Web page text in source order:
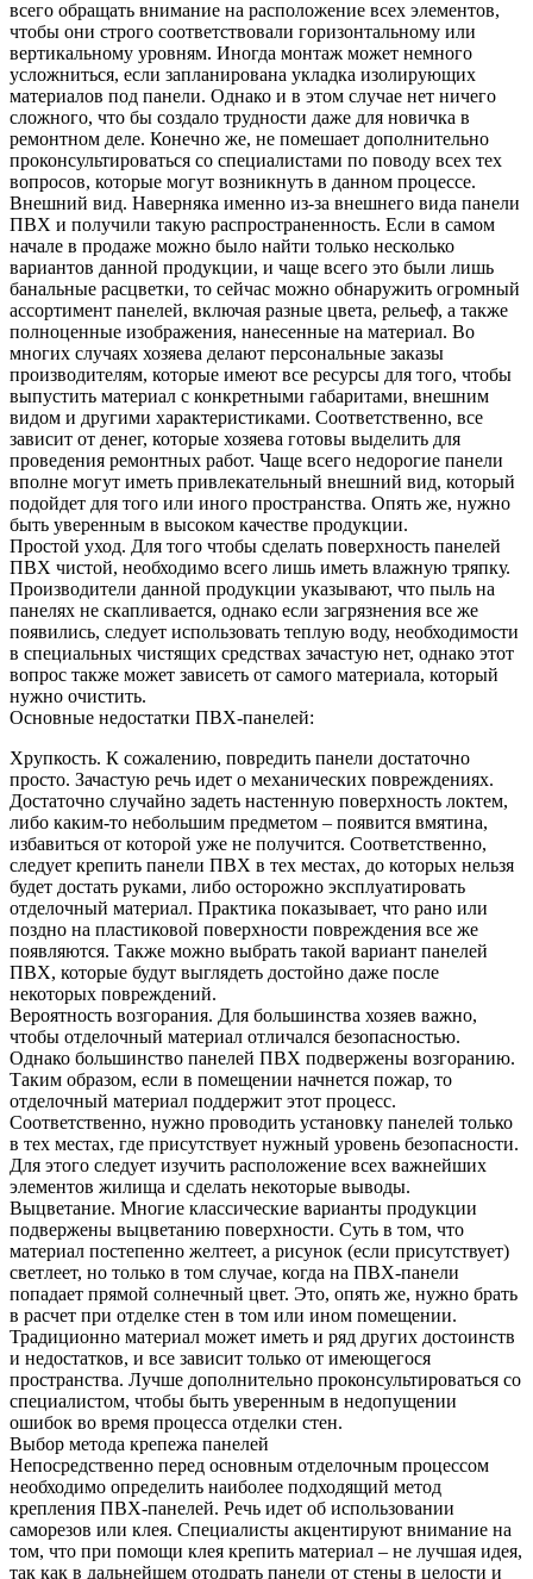
всего обращать внимание на расположение всех элементов,
чтобы они строго соответствовали горизонтальному или
вертикальному уровням. Иногда монтаж может немного
усложниться, если запланирована укладка изолирующих
материалов под панели. Однако и в этом случае нет ничего
сложного, что бы создало трудности даже для новичка в
ремонтном деле. Конечно же, не помешает дополнительно
проконсультироваться со специалистами по поводу всех тех
вопросов, которые могут возникнуть в данном процессе.
Внешний вид. Наверняка именно из-за внешнего вида панели
ПВХ и получили такую распространенность. Если в самом
начале в продаже можно было найти только несколько
вариантов данной продукции, и чаще всего это были лишь
банальные расцветки, то сейчас можно обнаружить огромный
ассортимент панелей, включая разные цвета, рельеф, а также
полноценные изображения, нанесенные на материал. Во
многих случаях хозяева делают персональные заказы
производителям, которые имеют все ресурсы для того, чтобы
выпустить материал с конкретными габаритами, внешним
видом и другими характеристиками. Соответственно, все
зависит от денег, которые хозяева готовы выделить для
проведения ремонтных работ. Чаще всего недорогие панели
вполне могут иметь привлекательный внешний вид, который
подойдет для того или иного пространства. Опять же, нужно
быть уверенным в высоком качестве продукции.
Простой уход. Для того чтобы сделать поверхность панелей
ПВХ чистой, необходимо всего лишь иметь влажную тряпку.
Производители данной продукции указывают, что пыль на
панелях не скапливается, однако если загрязнения все же
появились, следует использовать теплую воду, необходимости
в специальных чистящих средствах зачастую нет, однако этот
вопрос также может зависеть от самого материала, который
нужно очистить.
Основные недостатки ПВХ-панелей:
Хрупкость. К сожалению, повредить панели достаточно
просто. Зачастую речь идет о механических повреждениях.
Достаточно случайно задеть настенную поверхность локтем,
либо каким-то небольшим предметом – появится вмятина,
избавиться от которой уже не получится. Соответственно,
следует крепить панели ПВХ в тех местах, до которых нельзя
будет достать руками, либо осторожно эксплуатировать
отделочный материал. Практика показывает, что рано или
поздно на пластиковой поверхности повреждения все же
появляются. Также можно выбрать такой вариант панелей
ПВХ, которые будут выглядеть достойно даже после
некоторых повреждений.
Вероятность возгорания. Для большинства хозяев важно,
чтобы отделочный материал отличался безопасностью.
Однако большинство панелей ПВХ подвержены возгоранию.
Таким образом, если в помещении начнется пожар, то
отделочный материал поддержит этот процесс.
Соответственно, нужно проводить установку панелей только
в тех местах, где присутствует нужный уровень безопасности.
Для этого следует изучить расположение всех важнейших
элементов жилища и сделать некоторые выводы.
Выцветание. Многие классические варианты продукции
подвержены выцветанию поверхности. Суть в том, что
материал постепенно желтеет, а рисунок (если присутствует)
светлеет, но только в том случае, когда на ПВХ-панели
попадает прямой солнечный цвет. Это, опять же, нужно брать
в расчет при отделке стен в том или ином помещении.
Традиционно материал может иметь и ряд других достоинств
и недостатков, и все зависит только от имеющегося
пространства. Лучше дополнительно проконсультироваться со
специалистом, чтобы быть уверенным в недопущении
ошибок во время процесса отделки стен.
Выбор метода крепежа панелей
Непосредственно перед основным отделочным процессом
необходимо определить наиболее подходящий метод
крепления ПВХ-панелей. Речь идет об использовании
саморезов или клея. Специалисты акцентируют внимание на
том, что при помощи клея крепить материал – не лучшая идея,
так как в дальнейшем отодрать панели от стены в целости и